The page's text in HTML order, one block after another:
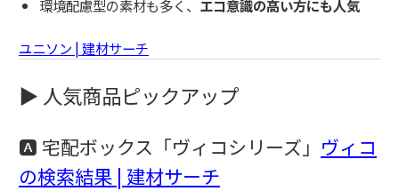
環境配慮型の素材も多く、 エコ意識の高い方にも人気
ユニソン | 建材サーチ
▶ 人気商品ピックアップ
🅰 宅配ボックス「ヴィコシリーズ」 ヴィコ
の検索結果 | 建材サーチ